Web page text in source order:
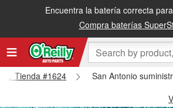
Encuentra la batería correcta
Compra baterías
Tienda #1624
San Antonio